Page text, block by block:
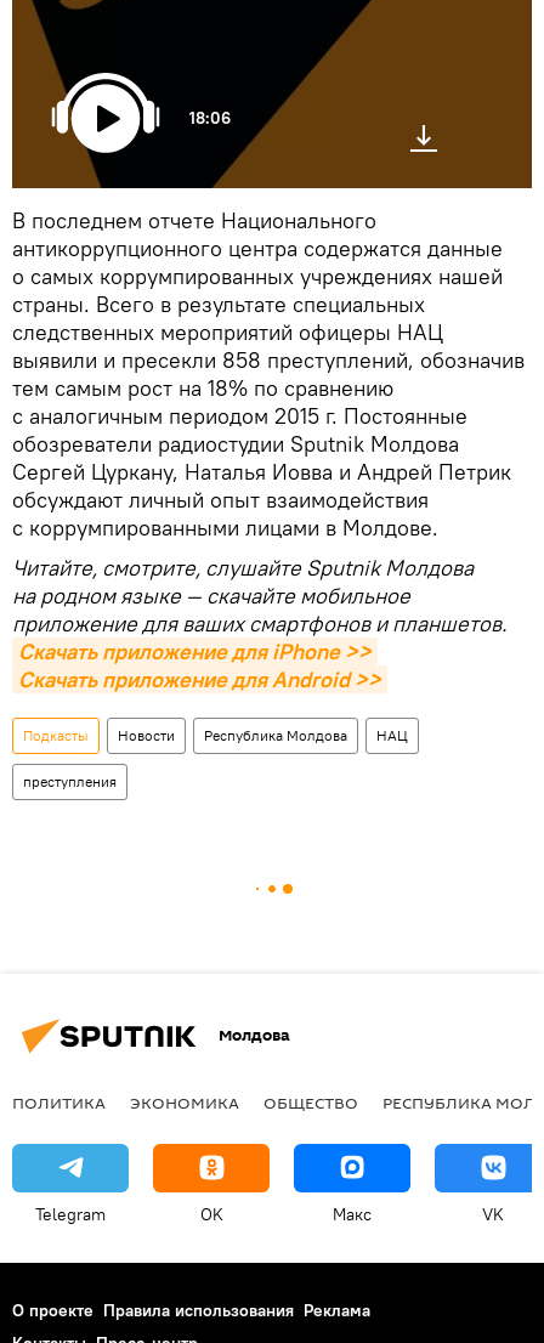
18:06
В последнем отчете Национального
антикоррупционного центра содержатся данные
о самых коррумпированных учреждениях нашей
страны. Всего в результате специальных
следственных мероприятий офицеры НАЦ
выявили и пресекли 858 преступлений, обозначив
тем самым рост на 18% по сравнению
с аналогичным периодом 2015 г. Постоянные
обозреватели радиостудии Sputnik Молдова
Сергей Цуркану, Наталья Иовва и Андрей Петрик
обсуждают личный опыт взаимодействия
с коррумпированными лицами в Молдове.
Читайте, смотрите, слушайте Sputnik Молдова
на родном языке — скачайте мобильное
приложение для ваших смартфонов и планшетов.
Скачать приложение для iPhone >>
Скачать приложение для Android >>
Подкасты Новости Республика Молдова НАЦ
преступления
Молдова
ПОЛИТИКА ЭКОНОМИКА ОБЩЕСТВО РЕСПУБЛИКА
Telegram OK Макс VK
О проекте Правила использования Реклама